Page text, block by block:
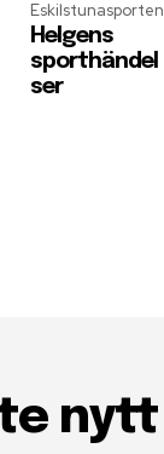
Eskilstunasporten
Helgens
sporthändel
ser
nytt